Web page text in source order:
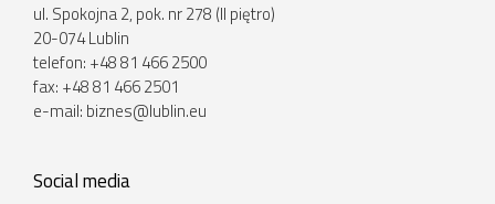
ul. Spokojna 2, pok. nr 278 (II piętro)
20-074 Lublin
telefon: +48 81 466 2500
fax: +48 81 466 2501
e-mail: biznes@lublin.eu
Social media